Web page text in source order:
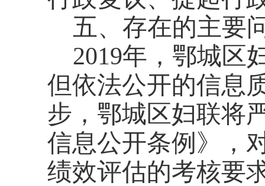
五、存在的主要
2019年，鄂城区
但依法公开的信息
步，鄂城区妇联将
信息公开条例》，
绩效评估的考核要